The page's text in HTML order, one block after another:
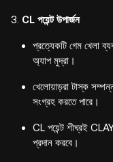
CL পয়েন্ট উপার্জন
প্রত্যেকটি গেম খেলা
অ্যাপ মুদ্রা।
খেলোয়াড়রা টাস্ক
সংগ্রহ করতে পারে।
CL পয়েন্ট শীঘ্রই
প্রদান করবে।